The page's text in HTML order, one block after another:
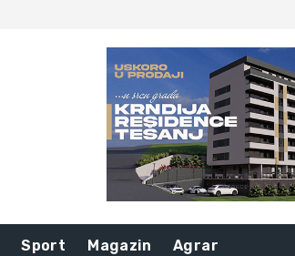
Sport Magazin Agrar